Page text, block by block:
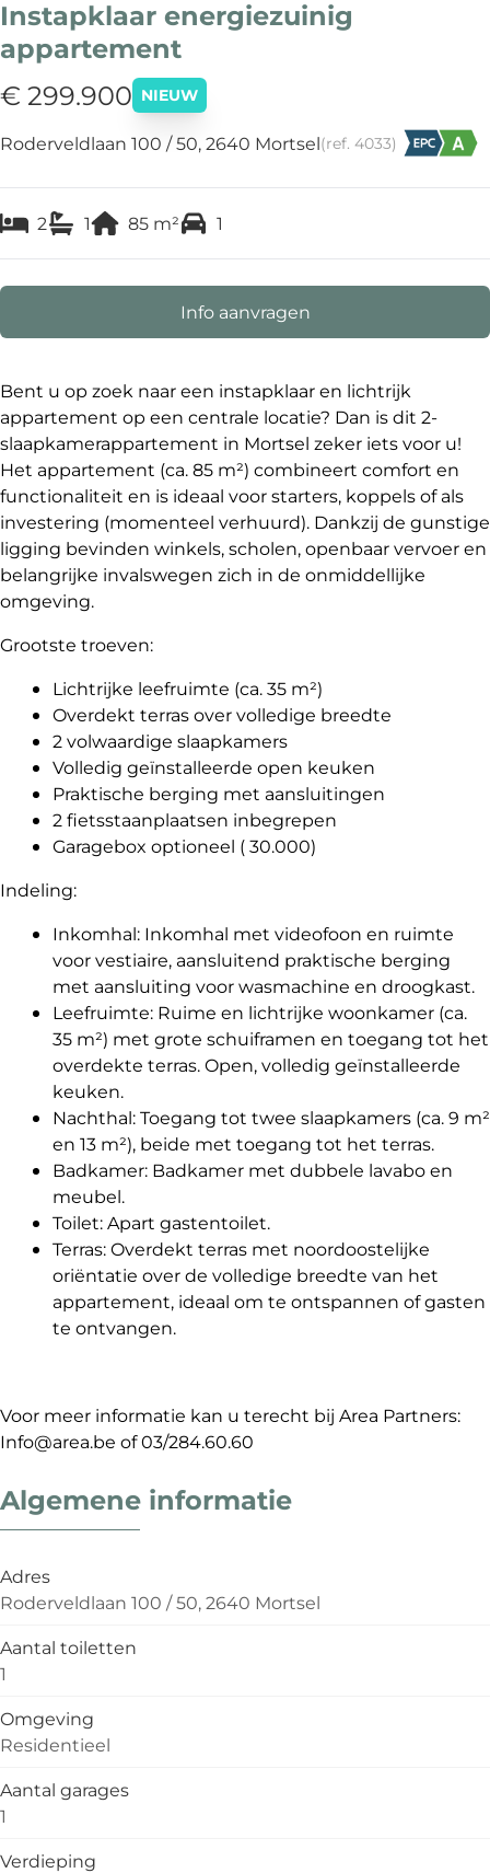
Instapklaar energiezuinig
appartement
€ 299.900 NIEUW
Roderveldlaan 100 / 50, 2640 Mortsel(ref. 4033)
2 1 85 m² 1
Info aanvragen
Bent u op zoek naar een instapklaar en lichtrijk
appartement op een centrale locatie? Dan is dit 2-
slaapkamerappartement in Mortsel zeker iets voor u!
Het appartement (ca. 85 m²) combineert comfort en
functionaliteit en is ideaal voor starters, koppels of als
investering (momenteel verhuurd). Dankzij de gunstige
ligging bevinden winkels, scholen, openbaar vervoer en
belangrijke invalswegen zich in de onmiddellijke
omgeving.
Grootste troeven:
Lichtrijke leefruimte (ca. 35 m²)
Overdekt terras over volledige breedte
2 volwaardige slaapkamers
Volledig geïnstalleerde open keuken
Praktische berging met aansluitingen
2 fietsstaanplaatsen inbegrepen
Garagebox optioneel ( 30.000)
Indeling:
Inkomhal: Inkomhal met videofoon en ruimte
voor vestiaire, aansluitend praktische berging
met aansluiting voor wasmachine en droogkast.
Leefruimte: Ruime en lichtrijke woonkamer (ca.
35 m²) met grote schuiframen en toegang tot het
overdekte terras. Open, volledig geïnstalleerde
keuken.
Nachthal: Toegang tot twee slaapkamers (ca. 9 m²
en 13 m²), beide met toegang tot het terras.
Badkamer: Badkamer met dubbele lavabo en
meubel.
Toilet: Apart gastentoilet.
Terras: Overdekt terras met noordoostelijke
oriëntatie over de volledige breedte van het
appartement, ideaal om te ontspannen of gasten
te ontvangen.
Voor meer informatie kan u terecht bij Area Partners:
Info@area.be of 03/284.60.60
Algemene informatie
Adres
Roderveldlaan 100 / 50, 2640 Mortsel
Aantal toiletten
1
Omgeving
Residentieel
Aantal garages
1
Verdieping